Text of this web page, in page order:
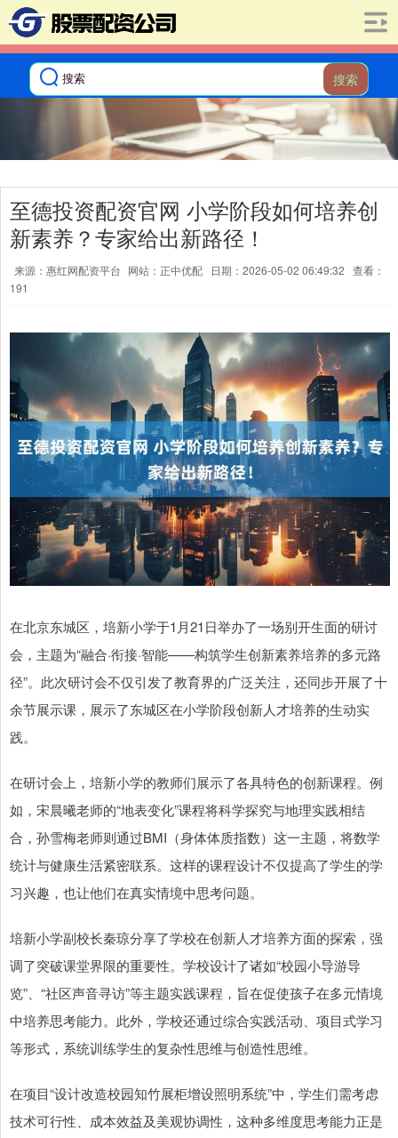
搜索
至德投资配资官网 小学阶段如何培养创
新素养？专家给出新路径！
来源：惠红网配资平台 网站：正中优配 日期：2026-05-02 06:49:32 查看：
191
在北京东城区，培新小学于1月21日举办了一场别开生面的研讨
会，主题为“融合·衔接·智能——构筑学生创新素养培养的多元路
径”。此次研讨会不仅引发了教育界的广泛关注，还同步开展了十
余节展示课，展示了东城区在小学阶段创新人才培养的生动实
践。
在研讨会上，培新小学的教师们展示了各具特色的创新课程。例
如，宋晨曦老师的“地表变化”课程将科学探究与地理实践相结
合，孙雪梅老师则通过BMI（身体体质指数）这一主题，将数学
统计与健康生活紧密联系。这样的课程设计不仅提高了学生的学
习兴趣，也让他们在真实情境中思考问题。
培新小学副校长秦琼分享了学校在创新人才培养方面的探索，强
调了突破课堂界限的重要性。学校设计了诸如“校园小导游导
览”、“社区声音寻访”等主题实践课程，旨在促使孩子在多元情境
中培养思考能力。此外，学校还通过综合实践活动、项目式学习
等形式，系统训练学生的复杂性思维与创造性思维。
在项目“设计改造校园知竹展柜增设照明系统”中，学生们需考虑
技术可行性、成本效益及美观协调性，这种多维度思考能力正是